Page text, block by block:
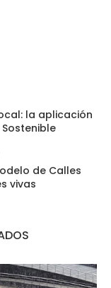
la aplicación
de Calles
vivas